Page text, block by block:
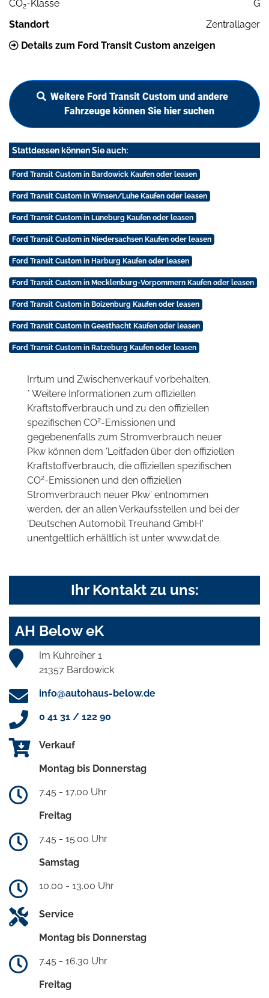
CO2-Klasse
G
Standort
Zentrallager
Details zum Ford Transit Custom anzeigen
Weitere Ford Transit Custom und andere
Fahrzeuge können Sie hier suchen
Stattdessen können Sie auch:
Ford Transit Custom in Bardowick Kaufen oder leasen
Ford Transit Custom in Winsen/Luhe Kaufen oder leasen
Ford Transit Custom in Lüneburg Kaufen oder leasen
Ford Transit Custom in Niedersachsen Kaufen oder leasen
Ford Transit Custom in Harburg Kaufen oder leasen
Ford Transit Custom in Mecklenburg-Vorpommern Kaufen oder leasen
Ford Transit Custom in Boizenburg Kaufen oder leasen
Ford Transit Custom in Geesthacht Kaufen oder leasen
Ford Transit Custom in Ratzeburg Kaufen oder leasen
Irrtum und Zwischenverkauf vorbehalten.
* Weitere Informationen zum offiziellen
Kraftstoffverbrauch und zu den offiziellen
spezifischen CO2-Emissionen und
gegebenenfalls zum Stromverbrauch neuer
Pkw können dem 'Leitfaden über den offiziellen
Kraftstoffverbrauch, die offiziellen spezifischen
CO2-Emissionen und den offiziellen
Stromverbrauch neuer Pkw' entnommen
werden, der an allen Verkaufsstellen und bei der
'Deutschen Automobil Treuhand GmbH'
unentgeltlich erhältlich ist unter www.dat.de.
Ihr Kontakt zu uns:
AH Below eK
Im Kuhreiher 1
21357 Bardowick
info@autohaus-below.de
0 41 31 / 122 90
Verkauf
Montag bis Donnerstag
7.45 - 17.00 Uhr
Freitag
7.45 - 15.00 Uhr
Samstag
10.00 - 13.00 Uhr
Service
Montag bis Donnerstag
7.45 - 16.30 Uhr
Freitag